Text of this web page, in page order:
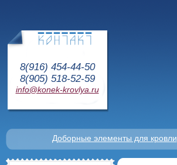
8(916) 454-44-50
8(905) 518-52-59
info@konek-krovlya.ru
Доборные элементы для кровли